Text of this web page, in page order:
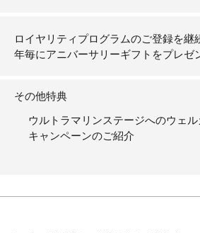
ロイヤリティプログラムのご登録を継
年毎にアニバーサリーギフトをプレゼ
その他特典
ウルトラマリンステージへのウェ
キャンペーンのご紹介